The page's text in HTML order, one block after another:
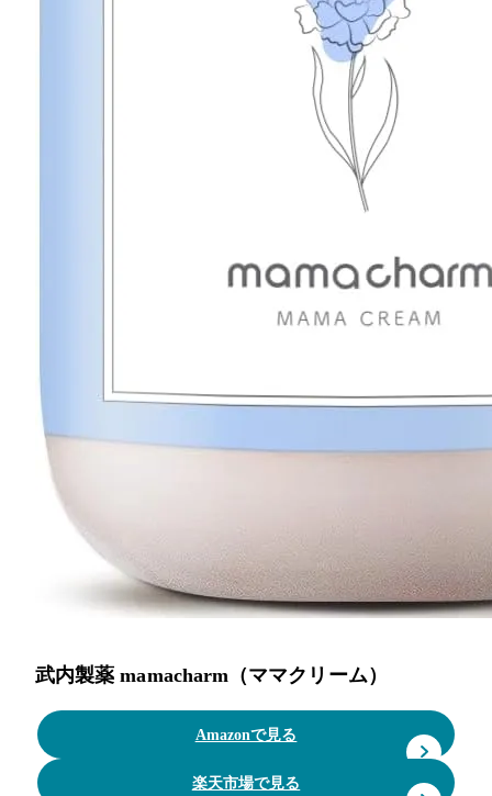
武内製薬 mamacharm（ママクリーム）
Amazonで見る
楽天市場で見る